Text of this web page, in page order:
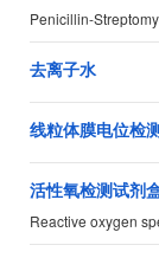
Penicillin-
去离子水
线粒体膜电位检
活性氧检测试剂
Reactive oxygen